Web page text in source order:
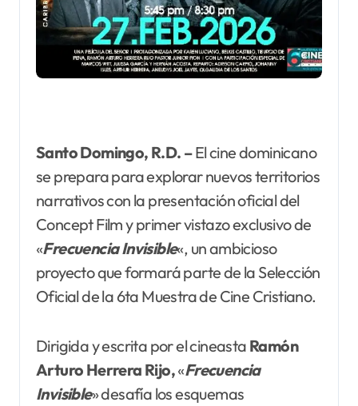
Santo Domingo, R.D. –El cine dominicano
se prepara para explorar nuevos territorios
narrativos con la presentación oficial del
Concept Film y primer vistazo exclusivo de
«Frecuencia Invisible«, un ambicioso
proyecto que formará parte de la Selección
Oficial de la 6ta Muestra de Cine Cristiano.
Dirigida y escrita por el cineasta Ramón
Arturo Herrera Rijo,«Frecuencia
Invisible» desafía los esquemas